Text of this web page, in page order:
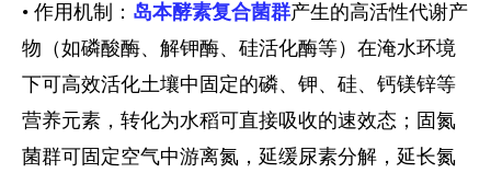
• 作用机制： 岛本酵素复合菌群产生的高活性代谢产
物（如磷酸酶、解钾酶、硅活化酶等）在淹水环境
下可高效活化土壤中固定的磷、钾、硅、钙镁锌等
营养元素，转化为水稻可直接吸收的速效态；固氮
菌群可固定空气中游离氮，延缓尿素分解，延长氮